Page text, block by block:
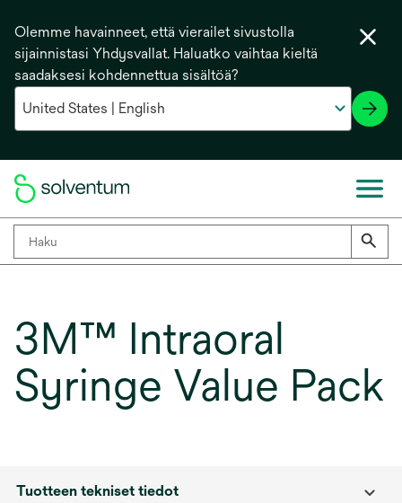
Olemme havainneet, että vierailet sivustolla
sijainnistasi Yhdysvallat. Haluatko vaihtaa kieltä
saadaksesi kohdennettua sisältöä?
3M™ Intraoral
Syringe Value Pack
Tuotteen tekniset tiedot